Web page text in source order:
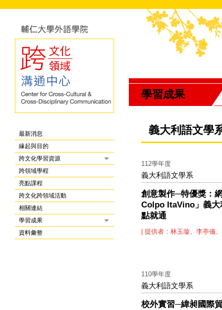
最新消息
緣起與目的
跨文化學習資源
跨領域學程
亮點課程
跨文化跨領域活動
相關連結
學習成果
資料彙整
學習成果
義大利語文學
112學年度
義大利語文學系
創意製作─特優獎：
Colpo ItaVino」義大
點就通
| 提供者：林玉璇、李亭儀
110學年度
義大利語文學系
校外實習─緯昶國際